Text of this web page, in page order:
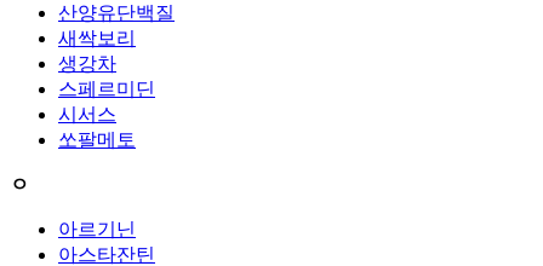
산양유단백질
새싹보리
생강차
스페르미딘
시서스
쏘팔메토
ㅇ
아르기닌
아스타잔틴